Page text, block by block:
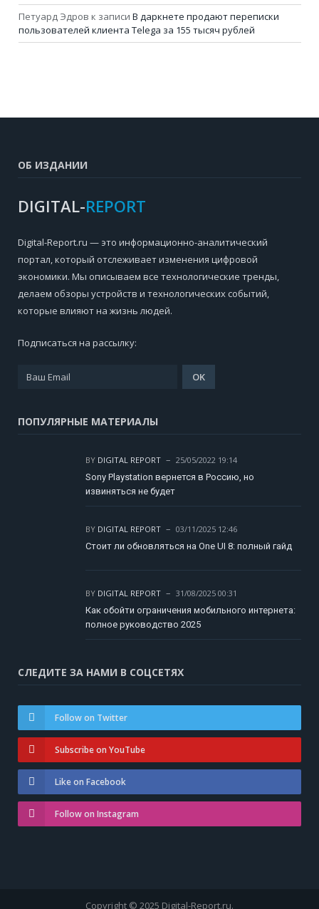
Петуард Эдров к записи В даркнете продают переписки
пользователей клиента Telega за 155 тысяч рублей
ОБ ИЗДАНИИ
DIGITAL-REPORT
Digital-Report.ru — это информационно-аналитический
портал, который отслеживает изменения цифровой
экономики. Мы описываем все технологические тренды,
делаем обзоры устройств и технологических событий,
которые влияют на жизнь людей.
Подписаться на рассылку:
ПОПУЛЯРНЫЕ МАТЕРИАЛЫ
BY DIGITAL REPORT
25/05/2022 19:14
Sony Playstation вернется в Россию, но
извиняться не будет
BY DIGITAL REPORT
03/11/2025 12:46
Стоит ли обновляться на One UI 8: полный гайд
BY DIGITAL REPORT
31/08/2025 00:31
Как обойти ограничения мобильного интернета:
полное руководство 2025
СЛЕДИТЕ ЗА НАМИ В СОЦСЕТЯХ
Follow on Twitter
Subscribe on YouTube
Like on Facebook
Follow on Instagram
Copyright © 2025 Digital-Report.ru.